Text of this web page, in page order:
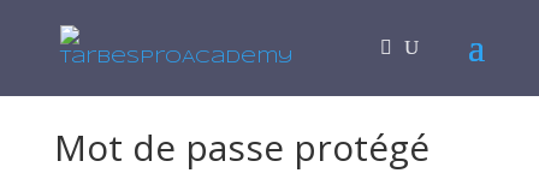
Mot de passe protégé